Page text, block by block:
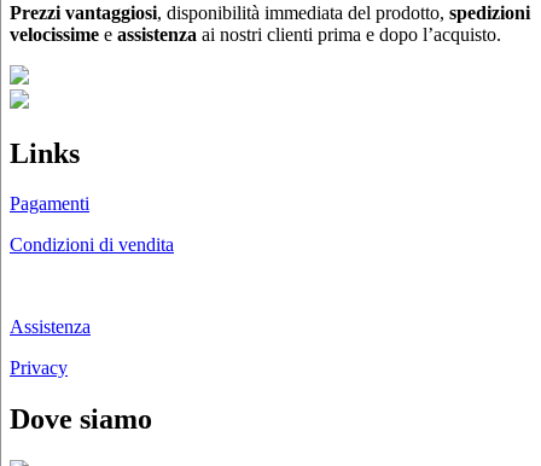
Prezzi vantaggiosi, disponibilità immediata del prodotto, spedizioni
velocissime e assistenza ai nostri clienti prima e dopo l’acquisto.
Links
Pagamenti
Condizioni di vendita
Assistenza
Privacy
Dove siamo